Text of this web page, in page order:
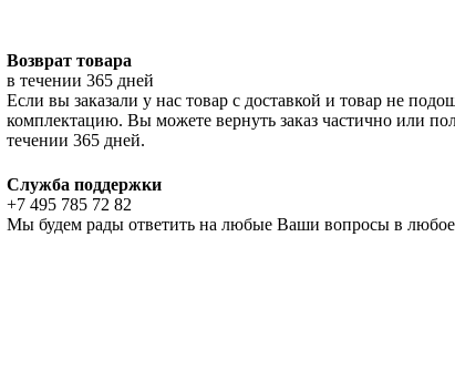
Возврат товара
в течении 365 дней
Если вы заказали у нас товар с доставкой и товар не
комплектацию. Вы можете вернуть заказ частично или
течении 365 дней.
Служба поддержки
+7 495 785 72 82
Мы будем рады ответить на любые Ваши вопросы в любое